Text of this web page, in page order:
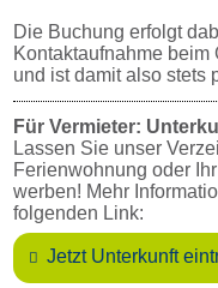
Die Buchung erfolgt
Kontaktaufnahme beim
und ist damit also stets
Für Vermieter:
Lassen Sie unser
Ferienwohnung oder
werben! Mehr
folgenden Link:
Jetzt Unterkunft